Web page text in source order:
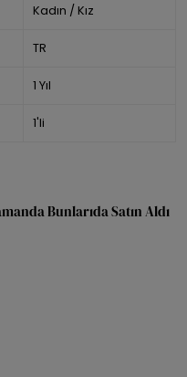
Kadın / Kız
TR
1 Yıl
1'li
Bunlarıda Satın Aldı